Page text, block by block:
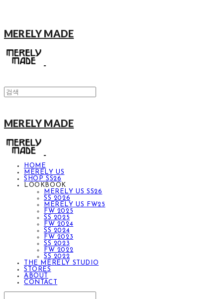
MERELY MADE
MERELY MADE
HOME
MERELY US
SHOP SS26
LOOKBOOK
MERELY US SS26
SS 2026
MERELY US FW25
FW 2025
SS 2025
FW 2024
SS 2024
FW 2023
SS 2023
FW 2022
SS 2022
THE MERELY STUDIO
STORES
ABOUT
CONTACT